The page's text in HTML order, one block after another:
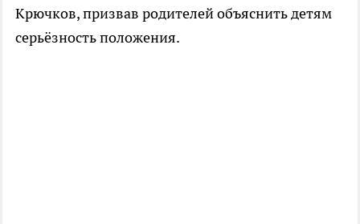
Крючков, призвав родителей объяснить детям
серьёзность положения.